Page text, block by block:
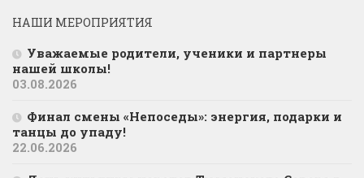
НАШИ МЕРОПРИЯТИЯ
Уважаемые родители, ученики и партнеры
нашей школы!
03.08.2026
Финал смены «Непоседы»: энергия, подарки и
танцы до упаду!
22.06.2026